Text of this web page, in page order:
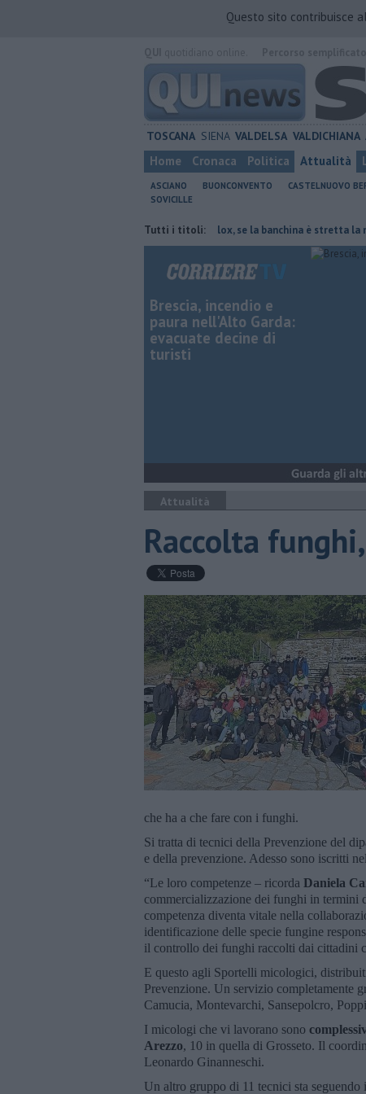
Questo sito contribuisce
TOSCANA SIENA VALDELSA VALDICHIANA
Home Cronaca Politica Attualità
ASCIANO BUONCONVENTO CASTELNUOVO
SOVICILLE
Tutti i titoli:
Autovelox, se la banchina è stretta la multa è
Brescia, incendio e
paura nell'Alto Garda:
evacuate decine di
turisti
Attualità
Raccolta
che ha a che fare con i funghi.
Si tratta di tecnici della Prevenzione del
e della prevenzione. Adesso sono iscritti
“Le loro competenze – ricorda Daniela
commercializzazione dei funghi in termini
competenza diventa vitale nella
identificazione delle specie fungine
il controllo dei funghi raccolti dai cittadini
E questo agli Sportelli micologici,
Prevenzione. Un servizio completamente
Camucia, Montevarchi, Sansepolcro,
I micologi che vi lavorano sono
Arezzo, 10 in quella di Grosseto. Il
Leonardo Ginanneschi.
Un altro gruppo di 11 tecnici sta